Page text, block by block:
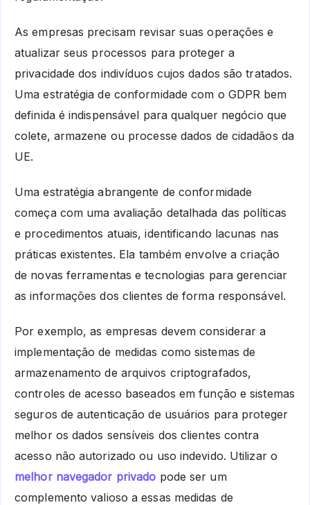
As empresas precisam revisar suas operações e
atualizar seus processos para proteger a
privacidade dos indivíduos cujos dados são tratados.
Uma estratégia de conformidade com o GDPR bem
definida é indispensável para qualquer negócio que
colete, armazene ou processe dados de cidadãos da
UE.
Uma estratégia abrangente de conformidade
começa com uma avaliação detalhada das políticas
e procedimentos atuais, identificando lacunas nas
práticas existentes. Ela também envolve a criação
de novas ferramentas e tecnologias para gerenciar
as informações dos clientes de forma responsável.
Por exemplo, as empresas devem considerar a
implementação de medidas como sistemas de
armazenamento de arquivos criptografados,
controles de acesso baseados em função e sistemas
seguros de autenticação de usuários para proteger
melhor os dados sensíveis dos clientes contra
acesso não autorizado ou uso indevido. Utilizar o
melhor navegador privado pode ser um
complemento valioso a essas medidas de